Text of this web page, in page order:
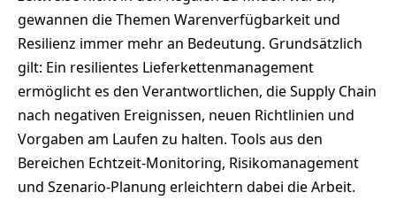
gewannen die Themen Warenverfügbarkeit und
Resilienz immer mehr an Bedeutung. Grundsätzlich
gilt: Ein resilientes Lieferkettenmanagement
ermöglicht es den Verantwortlichen, die Supply Chain
nach negativen Ereignissen, neuen Richtlinien und
Vorgaben am Laufen zu halten. Tools aus den
Bereichen Echtzeit-Monitoring, Risikomanagement
und Szenario-Planung erleichtern dabei die Arbeit.